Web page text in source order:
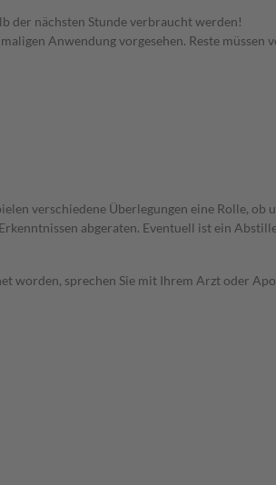
der nächsten Stunde verbraucht werden!
Anwendung vorgesehen. Reste müssen
verschiedene Überlegungen eine Rolle,
abgeraten. Eventuell ist ein
worden, sprechen Sie mit Ihrem Arzt oder